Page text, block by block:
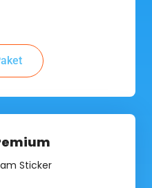
Sticker